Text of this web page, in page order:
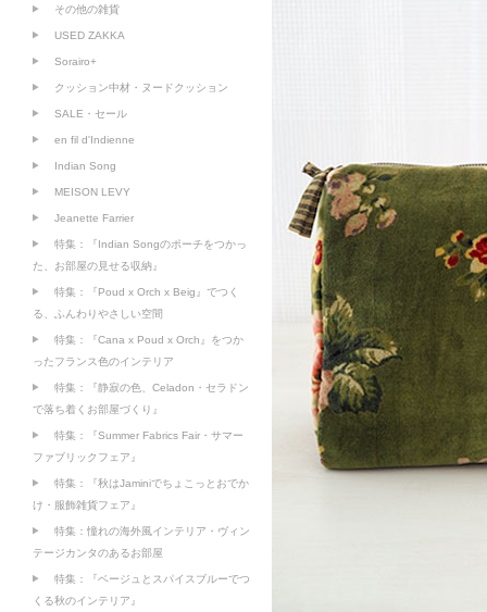
その他の雑貨
USED ZAKKA
Sorairo+
クッション中材・ヌードクッション
SALE・セール
en fil d'Indienne
Indian Song
MEISON LEVY
Jeanette Farrier
特集：『Indian Songのポーチをつかっ
た、お部屋の見せる収納』
特集：『Poud x Orch x Beig』でつく
る、ふんわりやさしい空間
特集：『Cana x Poud x Orch』をつか
ったフランス色のインテリア
特集：『静寂の色、Celadon・セラドン
で落ち着くお部屋づくり』
特集：『Summer Fabrics Fair・サマー
ファブリックフェア』
特集：『秋はJaminiでちょこっとおでか
け・服飾雑貨フェア』
特集：憧れの海外風インテリア・ヴィン
テージカンタのあるお部屋
特集：『ベージュとスパイスブルーでつ
くる秋のインテリア』